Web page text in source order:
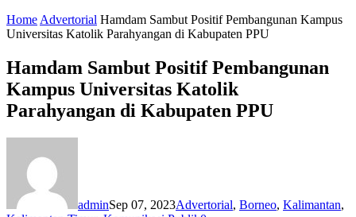
Home Advertorial Hamdam Sambut Positif Pembangunan Kampus
Universitas Katolik Parahyangan di Kabupaten PPU
Hamdam Sambut Positif Pembangunan
Kampus Universitas Katolik
Parahyangan di Kabupaten PPU
adminSep 07, 2023Advertorial, Borneo, Kalimantan,